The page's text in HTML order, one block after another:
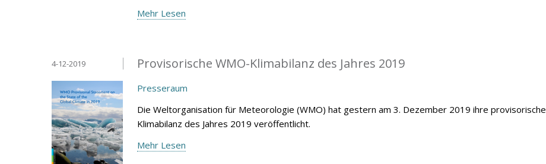
Mehr Lesen
Provisorische WMO-Klimabilanz des Jahres 2019
4-12-2019
Presseraum
Die Weltorganisation für Meteorologie (WMO) hat gestern am 3. Dezember 2019 ihre provisorische
Klimabilanz des Jahres 2019 veröffentlicht.
Mehr Lesen